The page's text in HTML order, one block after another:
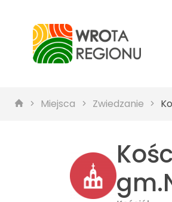
Miejsca Zwiedzanie